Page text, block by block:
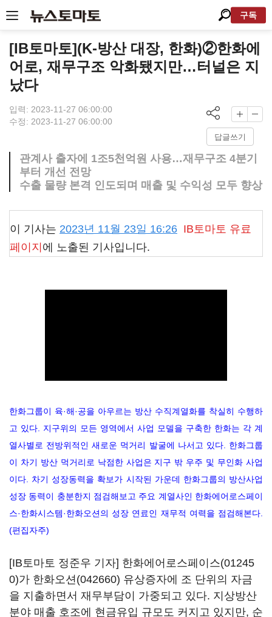
구독
[IB토마토](K-방산 대장, 한화)②한화에
어로, 재무구조 악화됐지만…터널은 지
났다
입력: 2023-11-27 06:00:00
수정: 2023-11-27 06:00:00
답글쓰기
관계사 출자에 1조5천억원 사용…재무구조 4분기
부터 개선 전망
수출 물량 본격 인도되며 매출 및 수익성 모두 향상
이 기사는 2023년 11월 23일 16:26 IB토마토 유료
페이지 에 노출된 기사입니다.
한화그룹이 육·해·공을 아우르는 방산 수직계열화를 착실히 수행하
고 있다. 지구위의 모든 영역에서 사업 모델을 구축한 한화는 각 계
열사별로 전방위적인 새로운 먹거리 발굴에 나서고 있다. 한화그룹
이 차기 방산 먹거리로 낙점한 사업은 지구 밖 우주 및 무인화 사업
이다. 차기 성장동력을 확보가 시작된 가운데 한화그룹의 방산사업
성장 동력이 충분한지 점검해보고 주요 계열사인 한화에어로스페이
스·한화시스템·한화오션의 성장 연료인 재무적 여력을 점검해본다.
(편집자주)
[IB토마토 정준우 기자] 한화에어로스페이스(01245
0)가 한화오션(042660) 유상증자에 조 단위의 자금
을 지출하면서 재무부담이 가중되고 있다. 지상방산
분야 매출 호조에 현금유입 규모도 커지고 있지만, 순